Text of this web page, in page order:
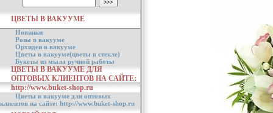
ЦВЕТЫ В ВАКУУМЕ
Новинки
Розы в вакууме
Орхидеи в вакууме
Цветы в вакууме(цветы в стекле)
Букеты из мыла ручной работы
ЦВЕТЫ В ВАКУУМЕ ДЛЯ
ОПТОВЫХ КЛИЕНТОВ НА САЙТЕ:
http://www.buket-shop.ru
Цветы в вакууме для оптовых
клиентов на сайте: http://www.buket-shop.ru